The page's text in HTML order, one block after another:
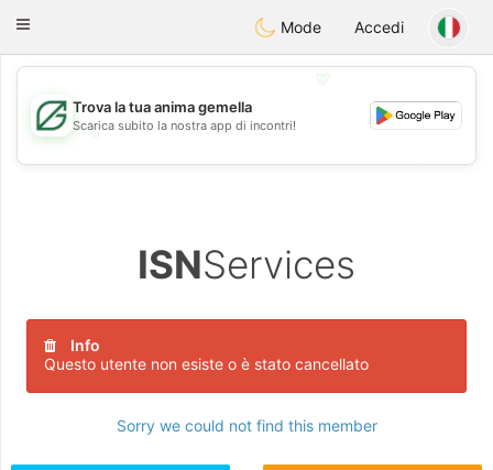
Dating
Toggle
Mode Accedi
💖
💕
Trova la tua anima gemella
Scarica subito la nostra app di incontri!
ISNServices
Info
Questo utente non esiste o è stato cancellato
Sorry we could not find this member